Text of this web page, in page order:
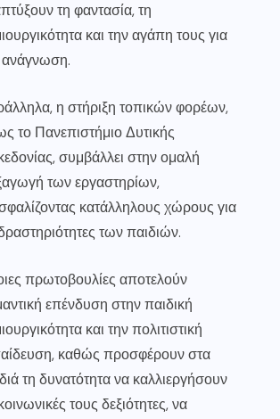
τη φαντασία, τη
και την αγάπη τους για
ανάγνωση.
η στήριξη τοπικών φορέων,
το Πανεπιστήμιο Δυτικής
συμβάλλει στην ομαλή
των εργαστηρίων,
κατάλληλους χώρους για
των παιδιών.
πρωτοβουλίες αποτελούν
επένδυση στην παιδική
και την πολιτιστική
καθώς προσφέρουν στα
τη δυνατότητα να καλλιεργήσουν
τους δεξιότητες, να